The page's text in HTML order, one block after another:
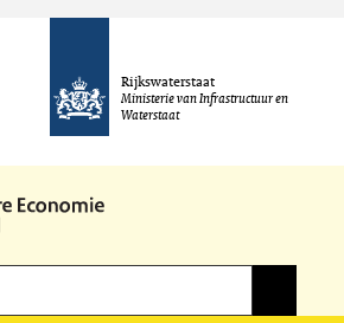
Rijkswaterstaat
Ministerie van Infrastructuur en
Waterstaat